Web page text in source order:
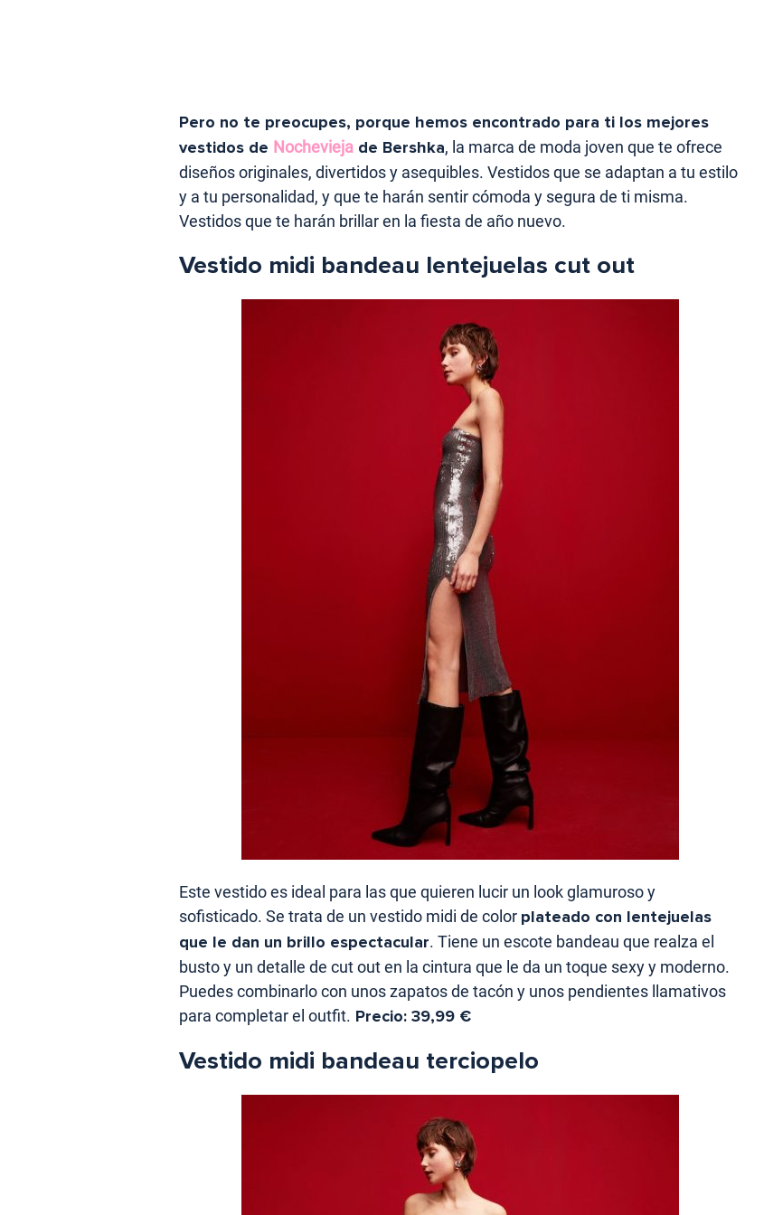
Pero no te preocupes, porque hemos encontrado para ti los mejores
vestidos de Nochevieja de Bershka, la marca de moda joven que te ofrece
diseños originales, divertidos y asequibles. Vestidos que se adaptan a tu estilo
y a tu personalidad, y que te harán sentir cómoda y segura de ti misma.
Vestidos que te harán brillar en la fiesta de año nuevo.
Vestido midi bandeau lentejuelas cut out
Este vestido es ideal para las que quieren lucir un look glamuroso y
sofisticado. Se trata de un vestido midi de color plateado con lentejuelas
que le dan un brillo espectacular. Tiene un escote bandeau que realza el
busto y un detalle de cut out en la cintura que le da un toque sexy y moderno.
Puedes combinarlo con unos zapatos de tacón y unos pendientes llamativos
para completar el outfit. Precio: 39,99 €
Vestido midi bandeau terciopelo